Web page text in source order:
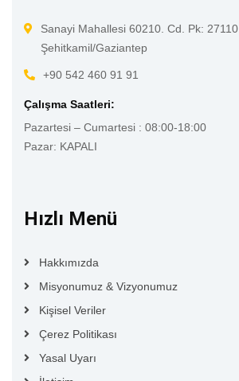
Sanayi Mahallesi 60210. Cd. Pk: 27110
Şehitkamil/Gaziantep
+90 542 460 91 91
Çalışma Saatleri:
Pazartesi – Cumartesi : 08:00-18:00
Pazar: KAPALI
Hızlı Menü
Hakkımızda
Misyonumuz & Vizyonumuz
Kişisel Veriler
Çerez Politikası
Yasal Uyarı